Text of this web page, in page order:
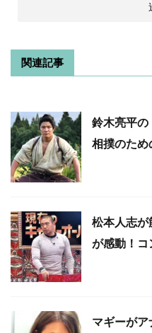
関連記事
鈴木亮平の
相撲のため
松本人志が
が感動！コ
マギーが